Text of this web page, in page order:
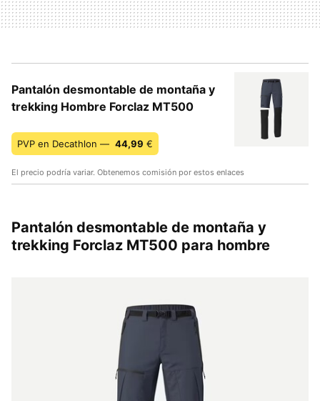
Pantalón desmontable de montaña y
trekking Hombre Forclaz MT500
PVP en Decathlon — 44,99 €
El precio podría variar. Obtenemos comisión por estos enlaces
Pantalón desmontable de montaña y
trekking Forclaz MT500 para hombre